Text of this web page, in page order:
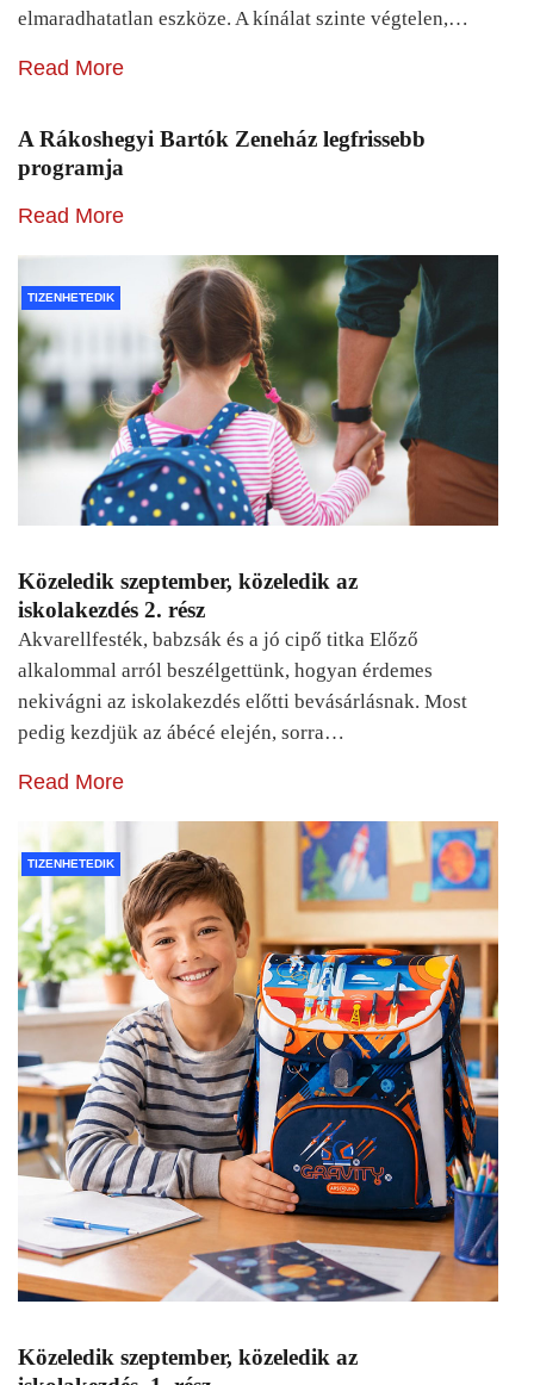
elmaradhatatlan eszköze. A kínálat szinte végtelen,…
Read More
A Rákoshegyi Bartók Zeneház legfrissebb
programja
Read More
TIZENHETEDIK
Közeledik szeptember, közeledik az
iskolakezdés 2. rész
Akvarellfesték, babzsák és a jó cipő titka Előző
alkalommal arról beszélgettünk, hogyan érdemes
nekivágni az iskolakezdés előtti bevásárlásnak. Most
pedig kezdjük az ábécé elején, sorra…
Read More
TIZENHETEDIK
Közeledik szeptember, közeledik az